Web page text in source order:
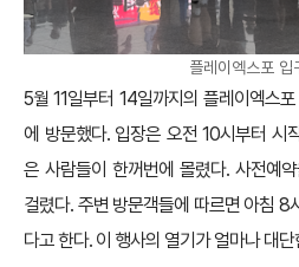
플레이엑스포 입
5월 11일부터 14일까지의 플레이엑스
에 방문했다. 입장은 오전 10시부터 시
은 사람들이 한꺼번에 몰렸다. 사전예
걸렸다. 주변 방문객들에 따르면 아침 8
다고 한다. 이 행사의 열기가 얼마나 대